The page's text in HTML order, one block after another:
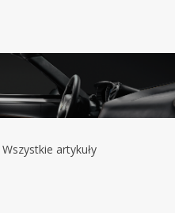
Wszystkie artykuły